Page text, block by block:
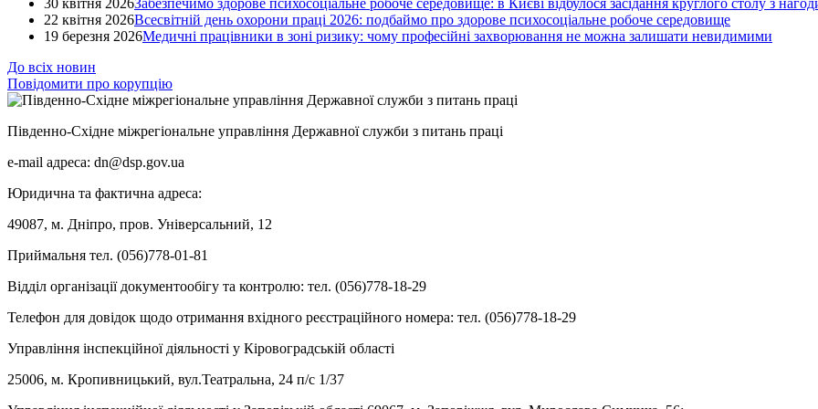
30 квітня 2026Забезпечимо здорове психосоціальне робоче середовище: в Києві відбулося засідання круглого столу з
22 квітня 2026Всесвітній день охорони праці 2026: подбаймо про здорове психосоціальне робоче середовище
19 березня 2026Медичні працівники в зоні ризику: чому професійні захворювання не можна залишати невидимими
До всіх новин
Повідомити про корупцію
Південно-Східне міжрегіональне управління Державної служби з питань праці
e-mail адреса: dn@dsp.gov.ua
Юридична та фактична адреса:
49087, м. Дніпро, пров. Універсальний, 12
Приймальня тел. (056)778-01-81
Відділ організації документообігу та контролю: тел. (056)778-18-29
Телефон для довідок щодо отримання вхідного реєстраційного номера: тел. (056)778-18-29
Управління інспекційної діяльності у Кіровоградській області
25006, м. Кропивницький, вул.Театральна, 24 п/с 1/37